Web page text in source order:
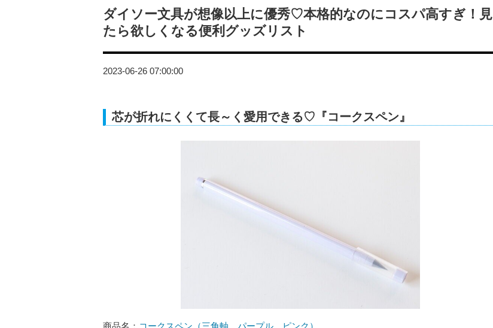
ダイソー文具が想像以上に優秀♡本格的なのにコスパ高すぎ！見
たら欲しくなる便利グッズリスト
2023-06-26 07:00:00
芯が折れにくくて長～く愛用できる♡『コークスペン』